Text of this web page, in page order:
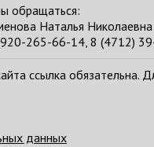
обращаться:
Наталья Николаевна
265-66-14, 8 (4712)
ссылка
данных